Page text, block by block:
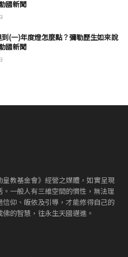
國新聞
(一)年度燈怎麼點？彌勒歷生如來說
國新聞
教基金會》經營之媒體，如實呈現
一般人有三維空間的慣性，無法理
仰、皈依及引導，才能修得自己的
的智慧，往永生天國邁進。